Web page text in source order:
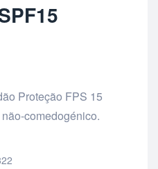
Proteção FPS 15
comedogénico.